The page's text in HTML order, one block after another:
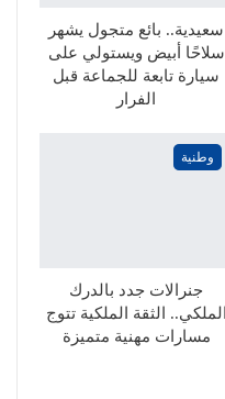
سعيدية.. بائع متجول يشهر
سلاحًا أبيض ويستولي على
سيارة تابعة للجماعة قبل
الفرار
وطنية
جنرالات جدد بالدرك
الملكي.. الثقة الملكية تتوج
مسارات مهنية متميزة